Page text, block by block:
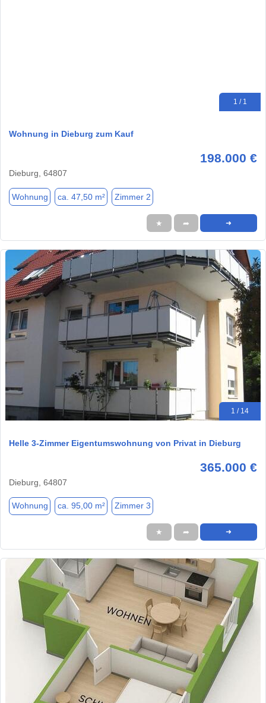
1 / 1
Wohnung in Dieburg zum Kauf
198.000 €
Dieburg, 64807
Wohnung ca. 47,50 m² Zimmer 2
★ ➦ ➜
1 / 14
Helle 3-Zimmer Eigentumswohnung von Privat in Dieburg
365.000 €
Dieburg, 64807
Wohnung ca. 95,00 m² Zimmer 3
★ ➦ ➜